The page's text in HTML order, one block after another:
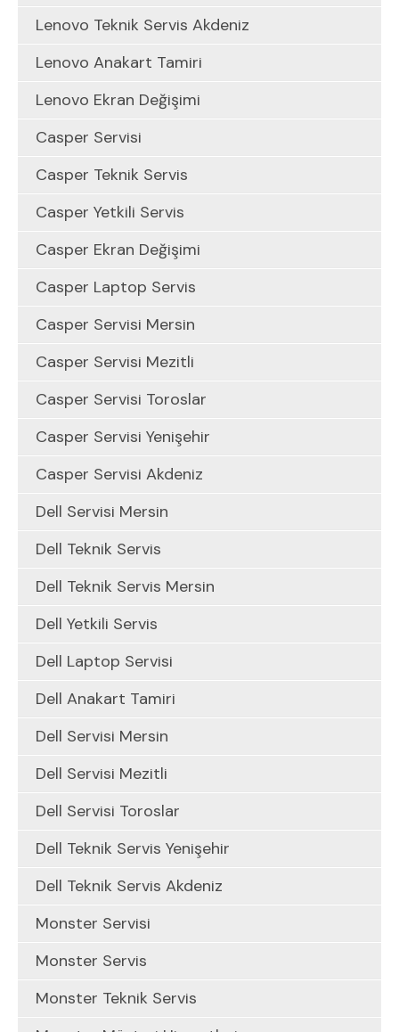
Lenovo Teknik Servis Akdeniz
Lenovo Anakart Tamiri
Lenovo Ekran Değişimi
Casper Servisi
Casper Teknik Servis
Casper Yetkili Servis
Casper Ekran Değişimi
Casper Laptop Servis
Casper Servisi Mersin
Casper Servisi Mezitli
Casper Servisi Toroslar
Casper Servisi Yenişehir
Casper Servisi Akdeniz
Dell Servisi Mersin
Dell Teknik Servis
Dell Teknik Servis Mersin
Dell Yetkili Servis
Dell Laptop Servisi
Dell Anakart Tamiri
Dell Servisi Mersin
Dell Servisi Mezitli
Dell Servisi Toroslar
Dell Teknik Servis Yenişehir
Dell Teknik Servis Akdeniz
Monster Servisi
Monster Servis
Monster Teknik Servis